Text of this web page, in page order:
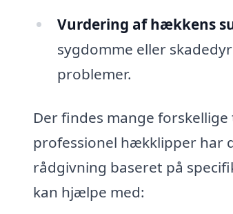
Vurdering af hækkens
sygdomme eller
problemer.
Der findes mange
professionel hækklipper har
rådgivning baseret på
kan hjælpe med: